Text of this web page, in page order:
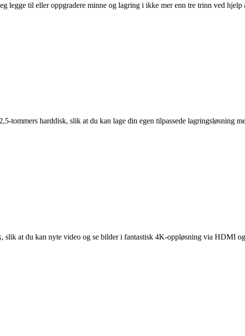
legge til eller oppgradere minne og lagring i ikke mer enn tre trinn ved hjelp
tommers harddisk, slik at du kan lage din egen tilpassede lagringsløsning
at du kan nyte video og se bilder i fantastisk 4K-oppløsning via HDMI